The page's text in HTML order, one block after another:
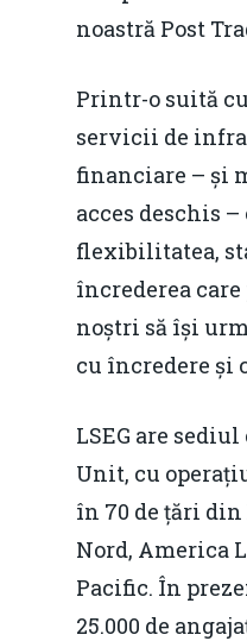
noastră Post
Printr-o suită
servicii de
financiare – și
acces deschis
flexibilitatea,
încrederea
noștri să își
cu încredere și
LSEG are
Unit, cu
în 70 de țări din
Nord, America
Pacific. În
25.000 de